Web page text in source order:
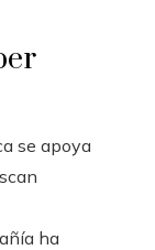
se apoya
ha